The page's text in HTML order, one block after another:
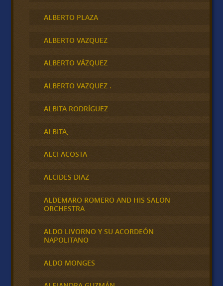
ALBERTO PLAZA
ALBERTO VAZQUEZ
ALBERTO VÁZQUEZ
ALBERTO VAZQUEZ .
ALBITA RODRÍGUEZ
ALBITA,
ALCI ACOSTA
ALCIDES DIAZ
ALDEMARO ROMERO AND HIS SALON
ORCHESTRA
ALDO LIVORNO Y SU ACORDEÓN
NAPOLITANO
ALDO MONGES